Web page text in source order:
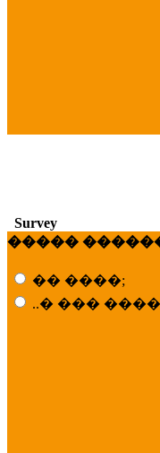
Survey
�����
�� ����;
..� ���